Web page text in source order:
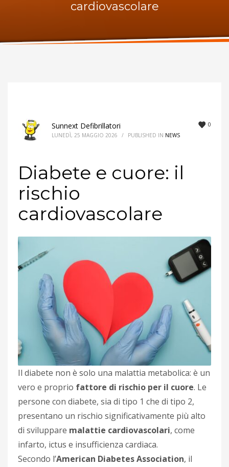
ORARI UFFICIO
Martedi:9am – 6pm
cardiovascolare
0
Sunnext Defibrillatori
LUNEDÌ, 25 MAGGIO 2026 / PUBLISHED IN NEWS
Diabete e cuore: il
rischio
cardiovascolare
Il diabete non è solo una malattia metabolica: è un
vero e proprio fattore di rischio per il cuore. Le
persone con diabete, sia di tipo 1 che di tipo 2,
presentano un rischio significativamente più alto
di sviluppare malattie cardiovascolari, come
infarto, ictus e insufficienza cardiaca.
Secondo l’American Diabetes Association, il